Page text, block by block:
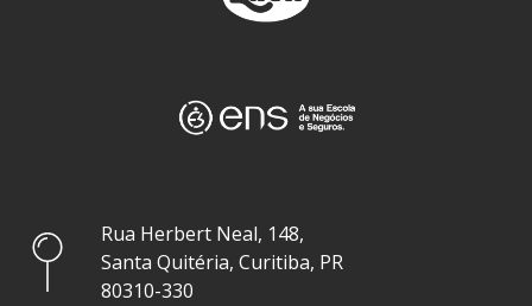
Rua Herbert Neal, 148,
Santa Quitéria, Curitiba, PR
80310-330